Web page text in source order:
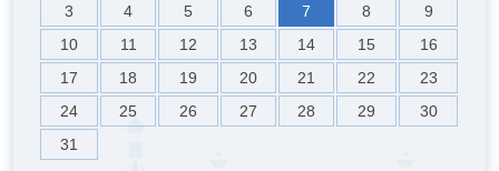
3
4 5 6 7 8
9
10
11 12 13 14 15
16
17
18 19 20 21 22
23
24
25 26 27 28 29
30
31